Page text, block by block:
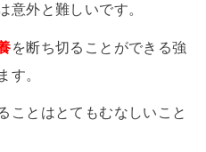
意外と難しいです。
を断ち切ることができる強
す。
ことはとてもむなしいこと